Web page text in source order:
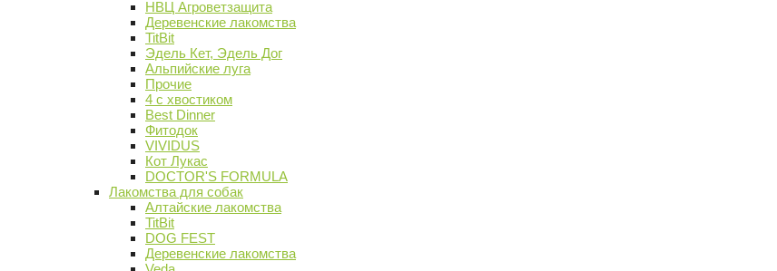
НВЦ Агроветзащита
Деревенские лакомства
TitBit
Эдель Кет, Эдель Дог
Альпийские луга
Прочие
4 с хвостиком
Best Dinner
Фитодок
VIVIDUS
Кот Лукас
DOCTOR'S FORMULA
Лакомства для собак
Алтайские лакомства
TitBit
DOG FEST
Деревенские лакомства